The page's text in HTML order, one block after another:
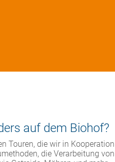
auf dem Biohof?
Touren, die wir in Kooperation
die Verarbeitung von